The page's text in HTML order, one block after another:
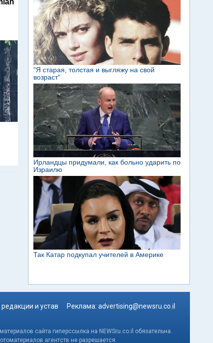
и устав Реклама: advertising@newsru.co.il
сайта гиперссылка на NEWSru.co.il обязательна.
агентств не разрешается.